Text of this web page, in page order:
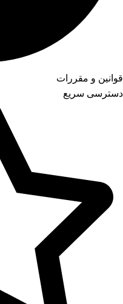
قوانین و مقررات
دسترسی سریع